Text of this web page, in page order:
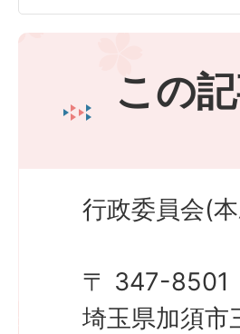
この
行政委員会(
〒 347-8501
埼玉県加須市